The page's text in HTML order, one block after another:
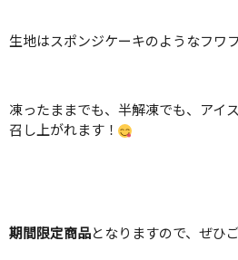
生地はスポンジケーキのようなフワ
凍ったままでも、半解凍でも、アイ
召し上がれます！
期間限定商品となりますので、ぜひ